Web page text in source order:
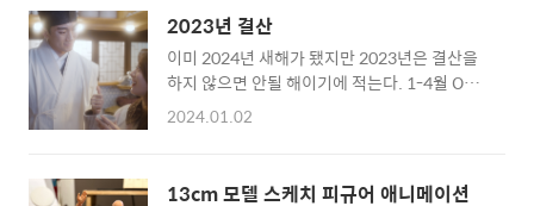
러스트레이터. 런던 센트럴세인트마틴 미술디
자인대학에서 그래픽디자인 공부를 했고 영국
왕립미술대학교에서 아츠커뮤니케이션 석사과
정을 밟았다. 캐릭터에 바탕을 둔 경우가 많은
그의 ..
에 태어나, 파리 그래픽 아트 스쿨과 스트라스부
르 장식미술대학에서 일러스트레이션을 공부했
다. 아르 브뤼에서 영감을 받은 작품 세계는 생
동감이 넘치고, 매우 시각적이며 본능적인 느낌
을 자아낸다. 또 한 가지로 설명할 수 없는 다양
볼로냐 라가치상 오페라 프리마 부문 스페셜 맨
2023년 결산
이미 2024년 새해가 됐지만 2023년은 결산을
하지 않으면 안될 해이기에 적는다. 1-4월 OTT
바바요 숏폼드라마 10분X11부작 런칭 - 크리에
제 총감독, 디자인, 기획 5-10월 OTT드라마 -
2024.01.02
13cm 모델 스케치 피규어 애니메이션